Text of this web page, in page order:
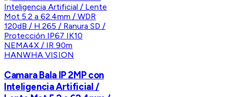
HANWHA VISION
Camara Bala IP 2MP con
Inteligencia Artificial /